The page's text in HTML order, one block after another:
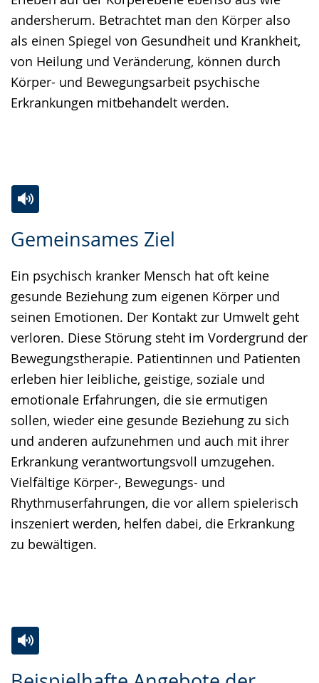
andersherum. Betrachtet man den Körper also
als einen Spiegel von Gesundheit und Krankheit,
von Heilung und Veränderung, können durch
Körper- und Bewegungsarbeit psychische
Erkrankungen mitbehandelt werden.
Gemeinsames Ziel
Ein psychisch kranker Mensch hat oft keine
gesunde Beziehung zum eigenen Körper und
seinen Emotionen. Der Kontakt zur Umwelt geht
verloren. Diese Störung steht im Vordergrund der
Bewegungstherapie. Patientinnen und Patienten
erleben hier leibliche, geistige, soziale und
emotionale Erfahrungen, die sie ermutigen
sollen, wieder eine gesunde Beziehung zu sich
und anderen aufzunehmen und auch mit ihrer
Erkrankung verantwortungsvoll umzugehen.
Vielfältige Körper-, Bewegungs- und
Rhythmuserfahrungen, die vor allem spielerisch
inszeniert werden, helfen dabei, die Erkrankung
zu bewältigen.
Leichten
wechseln.
Audio-
Video
Deutscher
Gebärdensprache
wird
angezeigt.